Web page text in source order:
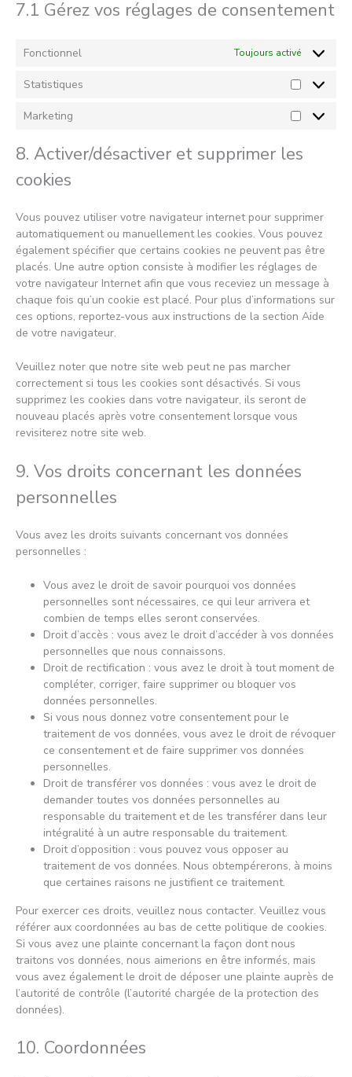
7.1 Gérez vos réglages de consentement
Fonctionnel Toujours activé
Statistiques
Marketing
Marketing
8. Activer/désactiver et supprimer les
cookies
Vous pouvez utiliser votre navigateur internet pour supprimer
automatiquement ou manuellement les cookies. Vous pouvez
également spécifier que certains cookies ne peuvent pas être
placés. Une autre option consiste à modifier les réglages de
votre navigateur Internet afin que vous receviez un message à
chaque fois qu’un cookie est placé. Pour plus d’informations sur
ces options, reportez-vous aux instructions de la section Aide
de votre navigateur.
Veuillez noter que notre site web peut ne pas marcher
correctement si tous les cookies sont désactivés. Si vous
supprimez les cookies dans votre navigateur, ils seront de
nouveau placés après votre consentement lorsque vous
revisiterez notre site web.
9. Vos droits concernant les données
personnelles
Vous avez les droits suivants concernant vos données
personnelles :
Vous avez le droit de savoir pourquoi vos données
personnelles sont nécessaires, ce qui leur arrivera et
combien de temps elles seront conservées.
Droit d’accès : vous avez le droit d’accéder à vos données
personnelles que nous connaissons.
Droit de rectification : vous avez le droit à tout moment de
compléter, corriger, faire supprimer ou bloquer vos
données personnelles.
Si vous nous donnez votre consentement pour le
traitement de vos données, vous avez le droit de révoquer
ce consentement et de faire supprimer vos données
personnelles.
Droit de transférer vos données : vous avez le droit de
demander toutes vos données personnelles au
responsable du traitement et de les transférer dans leur
intégralité à un autre responsable du traitement.
Droit d’opposition : vous pouvez vous opposer au
traitement de vos données. Nous obtempérerons, à moins
que certaines raisons ne justifient ce traitement.
Pour exercer ces droits, veuillez nous contacter. Veuillez vous
référer aux coordonnées au bas de cette politique de cookies.
Si vous avez une plainte concernant la façon dont nous
traitons vos données, nous aimerions en être informés, mais
vous avez également le droit de déposer une plainte auprès de
l’autorité de contrôle (l’autorité chargée de la protection des
données).
10. Coordonnées